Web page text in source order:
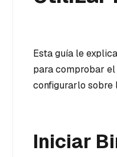
Esta guía le
para comprobar
configurarlo sobre
Iniciar